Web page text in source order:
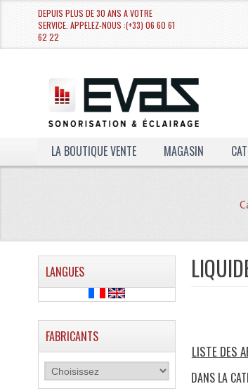
DEPUIS PLUS DE 30 ANS A VOTRE
SERVICE. APPELEZ-NOUS :(+33) 06 60 61
62 22
LA BOUTIQUE VENTE MAGASIN
LISTE DES
DANS LA
LANGUES
FABRICANTS